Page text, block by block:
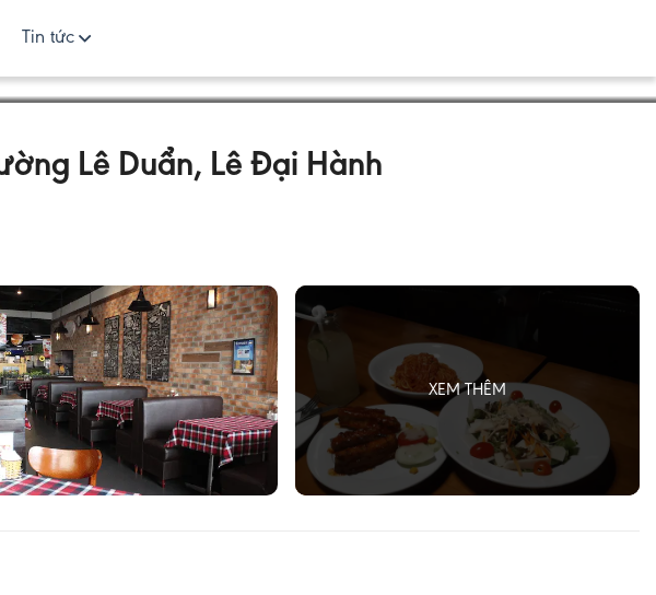
Tin tức
Lê Duẩn, Lê Đại Hành